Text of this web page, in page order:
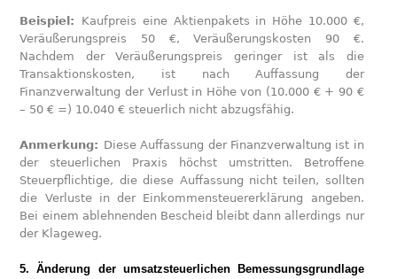
Beispiel: Kaufpreis eine Aktienpakets in Höhe 10.000 €,
Veräußerungspreis 50 €, Veräußerungskosten 90 €.
Nachdem der Veräußerungspreis geringer ist als die
Transaktionskosten, ist nach Auffassung der
Finanzverwaltung der Verlust in Höhe von (10.000 € + 90 €
– 50 € =) 10.040 € steuerlich nicht abzugsfähig.
Anmerkung: Diese Auffassung der Finanzverwaltung ist in
der steuerlichen Praxis höchst umstritten. Betroffene
Steuerpflichtige, die diese Auffassung nicht teilen, sollten
die Verluste in der Einkommensteuererklärung angeben.
Bei einem ablehnenden Bescheid bleibt dann allerdings nur
der Klageweg.
5. Änderung der umsatzsteuerlichen Bemessungsgrundlage